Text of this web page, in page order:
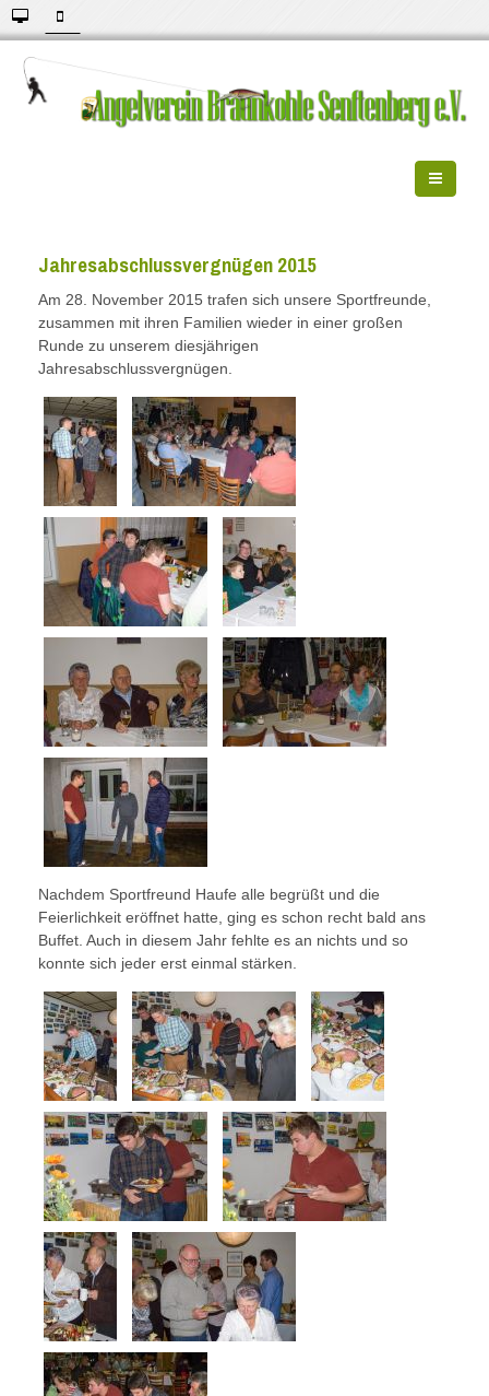
Jahresabschlussvergnügen 2015
Am 28. November 2015 trafen sich unsere Sportfreunde,
zusammen mit ihren Familien wieder in einer großen
Runde zu unserem diesjährigen
Jahresabschlussvergnügen.
Nachdem Sportfreund Haufe alle begrüßt und die
Feierlichkeit eröffnet hatte, ging es schon recht bald ans
Buffet. Auch in diesem Jahr fehlte es an nichts und so
konnte sich jeder erst einmal stärken.